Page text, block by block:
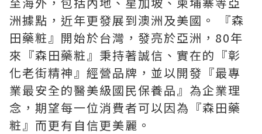
洲據點，近年更發展到澳洲及美國。 『森
田藥粧』開始於台灣，發亮於亞洲，80年
來『森田藥粧』秉持著誠信、實在的『彰
化老街精神』經營品牌，並以開發『最專
業最安全的醫美級國民保養品』為企業理
念，期望每一位消費者可以因為『森田藥
粧』而更有自信更美麗。